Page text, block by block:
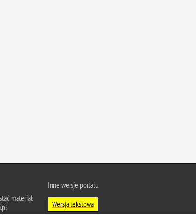
podpalenia
pieniędzy
materiał
Inne wersje portalu
Wersja tekstowa